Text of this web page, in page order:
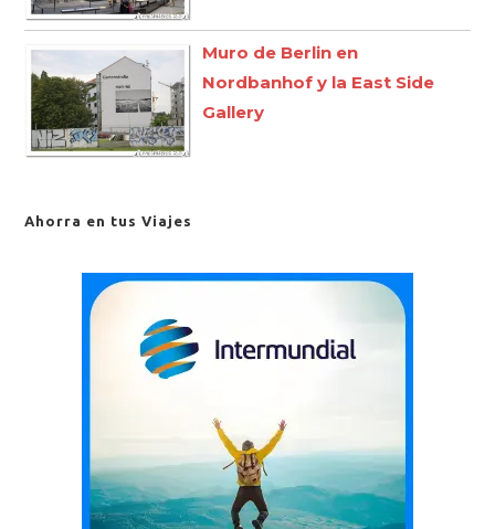
Muro de Berlin en
Nordbanhof y la East Side
Gallery
Ahorra en tus Viajes